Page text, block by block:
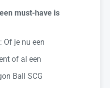
must-have is
: Of je nu een
of al een
Ball SCG